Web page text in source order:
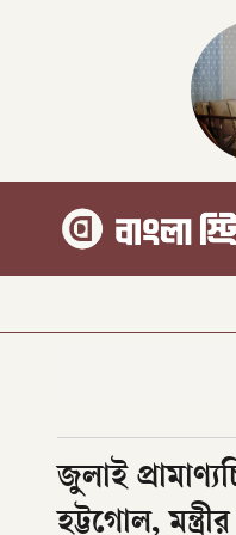
জুলাই
হট্টগোল, মন্ত্রীর